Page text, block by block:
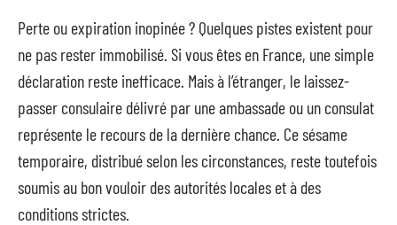
Perte ou expiration inopinée ? Quelques pistes existent pour
ne pas rester immobilisé. Si vous êtes en France, une simple
déclaration reste inefficace. Mais à l’étranger, le laissez-
passer consulaire délivré par une ambassade ou un consulat
représente le recours de la dernière chance. Ce sésame
temporaire, distribué selon les circonstances, reste toutefois
soumis au bon vouloir des autorités locales et à des
conditions strictes.